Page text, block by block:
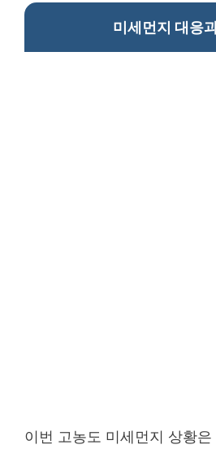
미세먼지 대응
이번 고농도 미세먼지 상황